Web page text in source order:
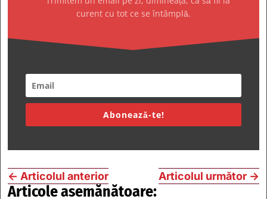
curent cu tot ce se întâmplă.
Abonează-te!
← Articolul anterior Articolul următor →
Articole asemănătoare: